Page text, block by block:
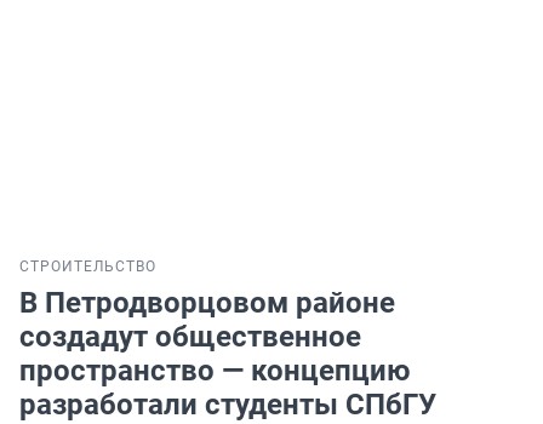
СТРОИТЕЛЬСТВО
В Петродворцовом районе
создадут общественное
пространство — концепцию
разработали студенты СПбГУ